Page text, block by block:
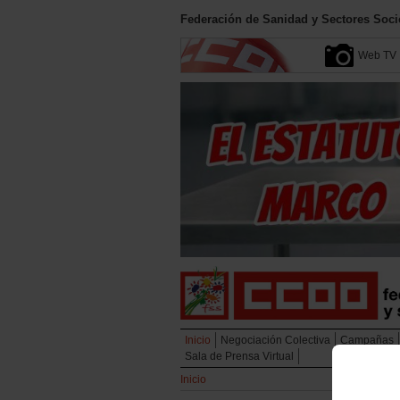
Federación de Sanidad y Sectores
Web TV
Inicio Negociación Colectiva Campañas
Sala de Prensa Virtual
Inicio